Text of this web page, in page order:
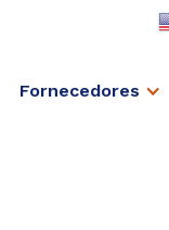
Fornecedores